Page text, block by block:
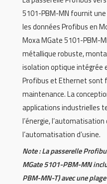
5101-PBM-MN fournit
les données Profibus en
Moxa MGate 5101-PBM-
métallique robuste,
isolation optique intégrée
Profibus et Ethernet sont
maintenance. La
applications industrielles
l’énergie,
l’automatisation d’usine.
Note : La passerelle
MGate 5101-PBM-MN
PBM-MN-T) avec une